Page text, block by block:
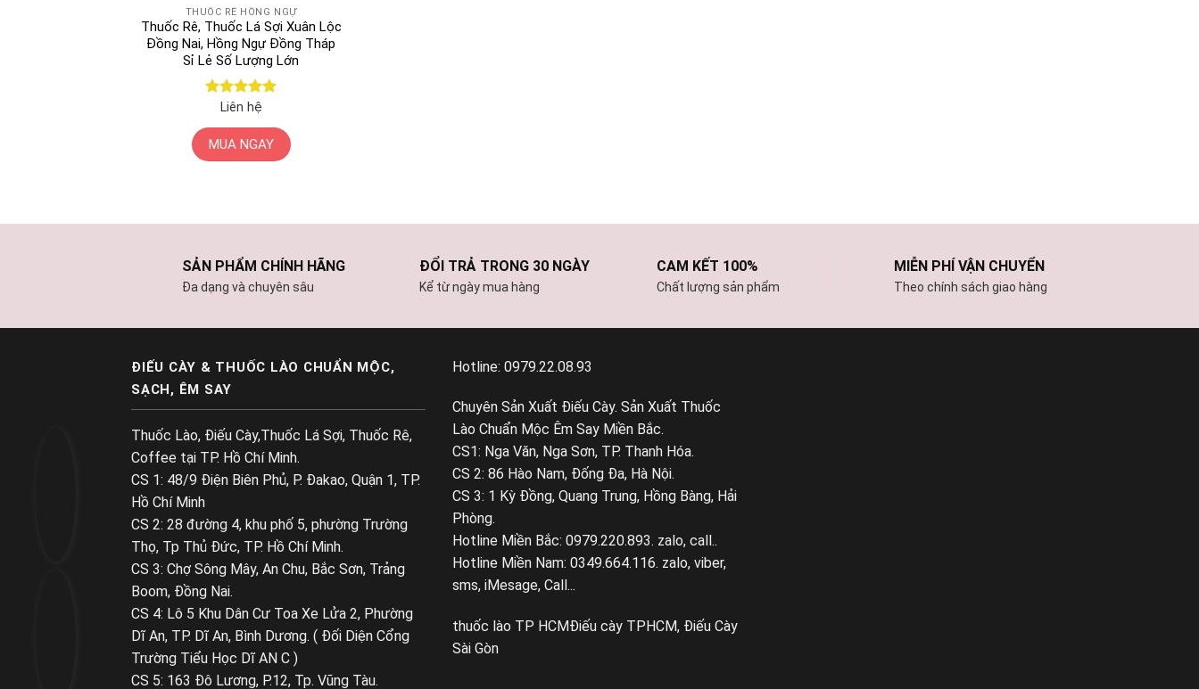
THUỐC RÊ HỒNG NGỰ
Thuốc Rê, Thuốc Lá Sợi Xuân Lộc
Đồng Nai, Hồng Ngự Đồng Tháp
Sỉ Lẻ Số Lượng Lớn
Được xếp
Liên hệ
MUA NGAY
SẢN PHẨM CHÍNH HÃNG
Đa dạng và chuyên sâu
ĐỔI TRẢ TRONG 30 NGÀY
Kể từ ngày mua hàng
CAM KẾT 100%
Chất lượng sản phẩm
MIỄN PHÍ VẬN CHUYỂN
Theo chính sách giao hàng
ĐIẾU CÀY & THUỐC LÀO CHUẨN MỘC,
SẠCH, ÊM SAY
Thuốc Lào, Điếu Cày,Thuốc Lá Sợi, Thuốc Rê,
Coffee tại TP. Hồ Chí Minh.
CS 1: 48/9 Điện Biên Phủ, P. Đakao, Quận 1, TP.
Hồ Chí Minh
CS 2: 28 đường 4, khu phố 5, phường Trường
Thọ, Tp Thủ Đức, TP. Hồ Chí Minh.
CS 3: Chợ Sông Mây, An Chu, Bắc Sơn, Trảng
Boom, Đồng Nai.
CS 4: Lô 5 Khu Dân Cư Toa Xe Lửa 2, Phường
Dĩ An, TP. Dĩ An, Bình Dương. ( Đối Diện Cổng
Trường Tiểu Học Dĩ AN C )
CS 5: 163 Đô Lương, P.12, Tp. Vũng Tàu.
Hotline: 0979.22.08.93
Chuyên Sản Xuất Điếu Cày. Sản Xuất Thuốc
Lào Chuẩn Mộc Êm Say Miền Bắc.
CS1: Nga Văn, Nga Sơn, TP. Thanh Hóa.
CS 2: 86 Hào Nam, Đống Đa, Hà Nội.
CS 3: 1 Kỳ Đồng, Quang Trung, Hồng Bàng, Hải
Phòng.
Hotline Miền Bắc: 0979.220.893. zalo, call..
Hotline Miền Nam: 0349.664.116. zalo, viber,
sms, iMesage, Call...
thuốc lào TP HCMĐiếu cày TPHCM, Điếu Cày
Sài Gòn